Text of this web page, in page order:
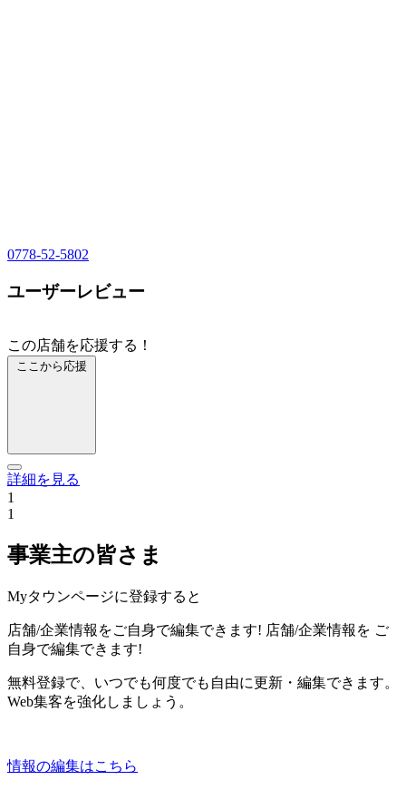
0778-52-5802
ユーザーレビュー
この店舗を応援する！
ここから応援
詳細を見る
1
1
事業主の皆さま
Myタウンページに登録すると
店舗/企業情報をご自身で編集できます! 店舗/企業情報を ご
自身で編集できます!
無料登録で、いつでも何度でも自由に更新・編集できます。
Web集客を強化しましょう。
情報の編集はこちら